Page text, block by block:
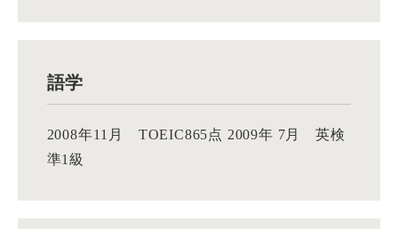
語学
2008年11月 TOEIC865点 2009年 7月 英検
準1級